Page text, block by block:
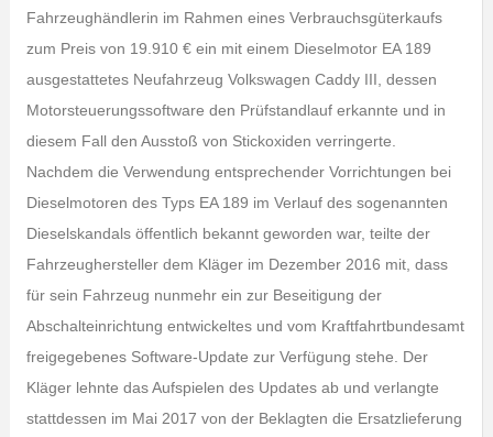
Fahrzeughändlerin im Rahmen eines Verbrauchsgüterkaufs
zum Preis von 19.910 € ein mit einem Dieselmotor EA 189
ausgestattetes Neufahrzeug Volkswagen Caddy III, dessen
Motorsteuerungssoftware den Prüfstandlauf erkannte und in
diesem Fall den Ausstoß von Stickoxiden verringerte.
Nachdem die Verwendung entsprechender Vorrichtungen bei
Dieselmotoren des Typs EA 189 im Verlauf des sogenannten
Dieselskandals öffentlich bekannt geworden war, teilte der
Fahrzeughersteller dem Kläger im Dezember 2016 mit, dass
für sein Fahrzeug nunmehr ein zur Beseitigung der
Abschalteinrichtung entwickeltes und vom Kraftfahrtbundesamt
freigegebenes Software-Update zur Verfügung stehe. Der
Kläger lehnte das Aufspielen des Updates ab und verlangte
stattdessen im Mai 2017 von der Beklagten die Ersatzlieferung